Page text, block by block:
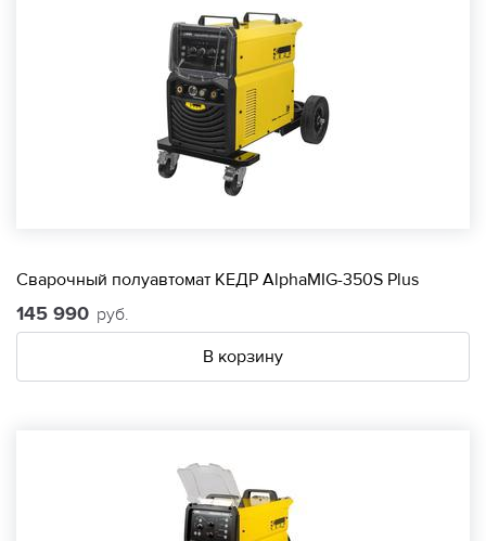
Сварочный полуавтомат КЕДР AlphaMIG-350S Plus
145 990 руб.
В корзину